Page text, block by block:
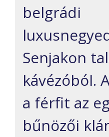
belgrádi
Senjakon
kávézóból.
a férfit az
bűnözői